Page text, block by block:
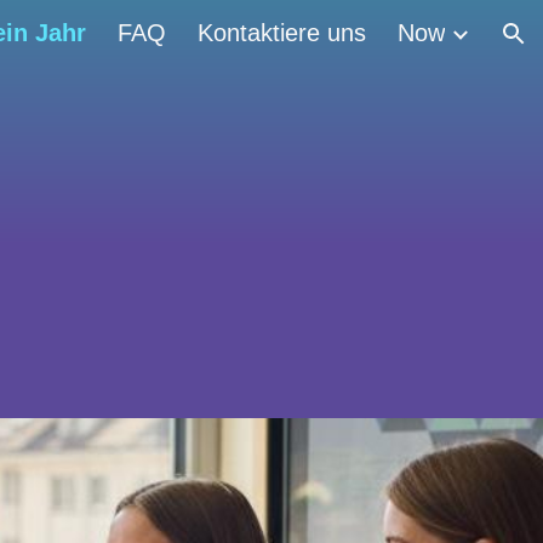
Jahr FAQ Kontaktiere uns Now